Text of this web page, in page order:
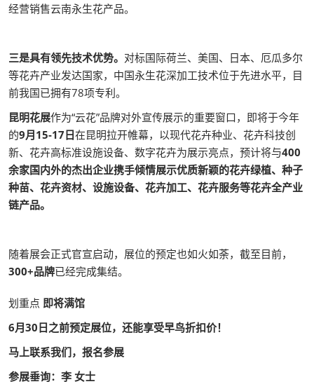
经营销售云南永生花产品。
三是具有领先技术优势。 对标国际荷兰、美国、日本、厄瓜多尔
等花卉产业发达国家，中国永生花深加工技术位于先进水平，目
前我国已拥有78项专利。
昆明花展作为“云花”品牌对外宣传展示的重要窗口，即将于今年
的9月15-17日在昆明拉开帷幕，以现代花卉种业、花卉科技创
新、花卉高标准设施设备、数字花卉为展示亮点，预计将与400
余家国内外的杰出企业携手倾情展示优质新颖的花卉绿植、种子
种苗、花卉资材、设施设备、花卉加工、花卉服务等花卉全产业
链产品。
随着展会正式官宣启动，展位的预定也如火如荼，截至目前，
300+品牌已经完成集结。
划重点 即将满馆
6月30日之前预定展位，还能享受早鸟折扣价！
马上联系我们，报名参展
参展垂询：李 女士